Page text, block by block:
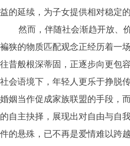
益的延续，为子女提供相对稳定的
然而，伴随社会渐趋开放、
褊狭的物质匹配观念正经历着一
往昔般根深蒂固，正逐步向更包
社会语境下，年轻人更乐于挣脱
婚姻当作促成家族联盟的手段，
的自主抉择，展现出对自由与自
件的悬殊，已不再是爱情难以跨